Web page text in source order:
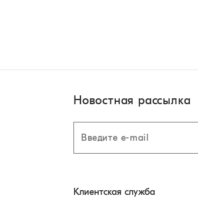
Новостная рассылка
Клиентская служба